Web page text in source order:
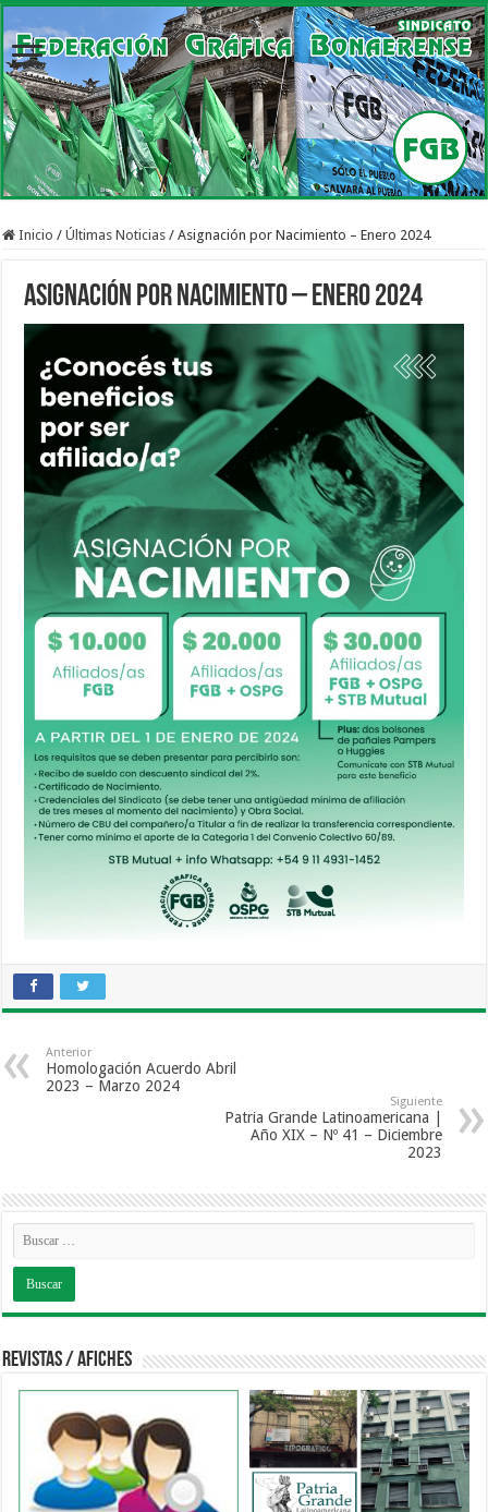
Inicio / Últimas Noticias / Asignación por Nacimiento – Enero 2024
Asignación por Nacimiento – Enero 2024
Anterior
Homologación Acuerdo Abril
2023 – Marzo 2024
Siguiente
Patria Grande Latinoamericana |
Año XIX – Nº 41 – Diciembre
2023
Revistas / Afiches